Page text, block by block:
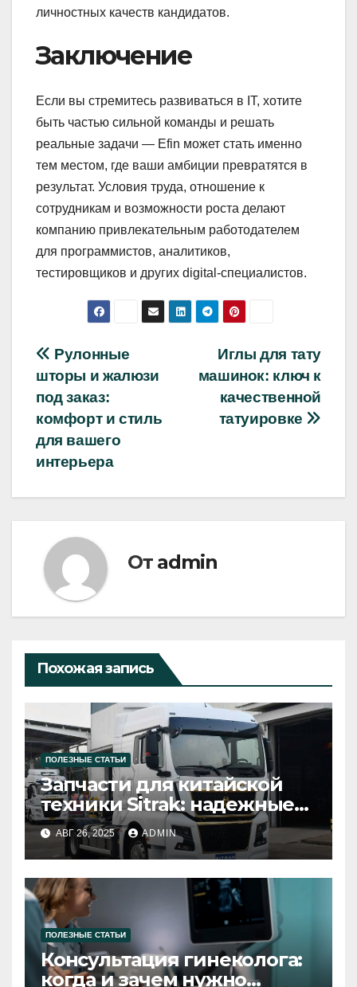
личностных качеств кандидатов.
Заключение
Если вы стремитесь развиваться в IT, хотите
быть частью сильной команды и решать
реальные задачи — Efin может стать именно
тем местом, где ваши амбиции превратятся в
результат. Условия труда, отношение к
сотрудникам и возможности роста делают
компанию привлекательным работодателем
для программистов, аналитиков,
тестировщиков и других digital-специалистов.
Навигация
по
записям
Иглы для тату
машинок: ключ к
качественной
татуировке
Рулонные
шторы и жалюзи
под заказ:
комфорт и стиль
для вашего
интерьера
От admin
Похожая запись
ПОЛЕЗНЫЕ СТАТЬИ
Запчасти для китайской
техники Sitrak: надежные
решения для вашего
автомобиля
АВГ 26, 2025 ADMIN
ПОЛЕЗНЫЕ СТАТЬИ
Консультация гинеколога:
когда и зачем нужно